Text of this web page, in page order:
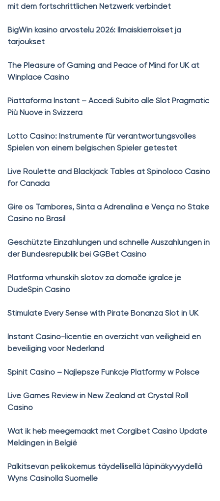
mit dem fortschrittlichen Netzwerk verbindet
BigWin kasino arvostelu 2026: Ilmaiskierrokset ja
tarjoukset
The Pleasure of Gaming and Peace of Mind for UK at
Winplace Casino
Piattaforma Instant – Accedi Subito alle Slot Pragmatic
Più Nuove in Svizzera
Lotto Casino: Instrumente für verantwortungsvolles
Spielen von einem belgischen Spieler getestet
Live Roulette and Blackjack Tables at Spinoloco Casino
for Canada
Gire os Tambores, Sinta a Adrenalina e Vença no Stake
Casino no Brasil
Geschützte Einzahlungen und schnelle Auszahlungen in
der Bundesrepublik bei GGBet Casino
Platforma vrhunskih slotov za domače igralce je
DudeSpin Casino
Stimulate Every Sense with Pirate Bonanza Slot in UK
Instant Casino-licentie en overzicht van veiligheid en
beveiliging voor Nederland
Spinit Casino – Najlepsze Funkcje Platformy w Polsce
Live Games Review in New Zealand at Crystal Roll
Casino
Wat ik heb meegemaakt met Corgibet Casino Update
Meldingen in België
Palkitsevan pelikokemus täydellisellä läpinäkyvyydellä
Wyns Casinolla Suomelle